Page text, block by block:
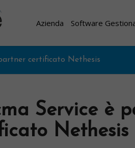
Azienda Software
certificato Nethesis
Service è
Nethesis